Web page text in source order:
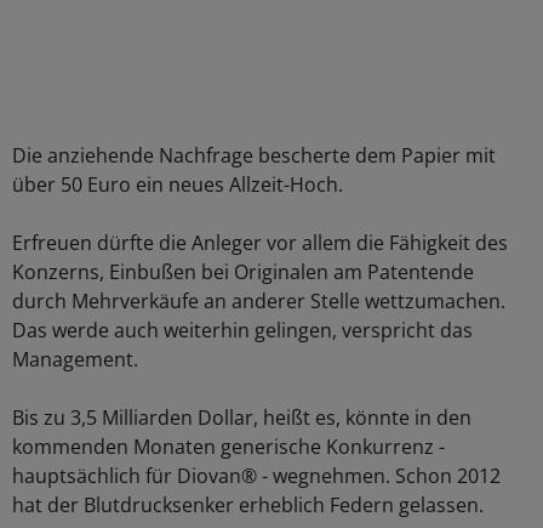
Die anziehende Nachfrage bescherte dem Papier mit
über 50 Euro ein neues Allzeit-Hoch.
Erfreuen dürfte die Anleger vor allem die Fähigkeit des
Konzerns, Einbußen bei Originalen am Patentende
durch Mehrverkäufe an anderer Stelle wettzumachen.
Das werde auch weiterhin gelingen, verspricht das
Management.
Bis zu 3,5 Milliarden Dollar, heißt es, könnte in den
kommenden Monaten generische Konkurrenz -
hauptsächlich für Diovan® - wegnehmen. Schon 2012
hat der Blutdrucksenker erheblich Federn gelassen.